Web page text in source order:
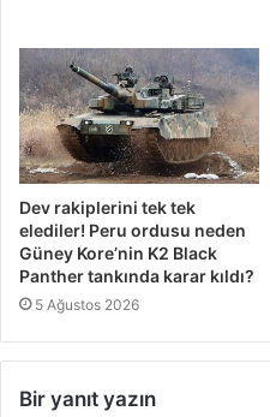
Dev rakiplerini tek tek
elediler! Peru ordusu neden
Güney Kore’nin K2 Black
Panther tankında karar kıldı?
5 Ağustos 2026
Bir yanıt yazın